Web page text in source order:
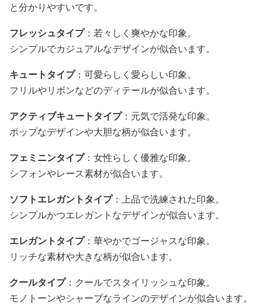
と分かりやすいです。
フレッシュタイプ：若々しく爽やかな印象。
シンプルでカジュアルなデザインが似合います。
キュートタイプ：可愛らしく愛らしい印象。
フリルやリボンなどのディテールが似合います。
アクティブキュートタイプ：元気で活発な印象。
ポップなデザインや大胆な柄が似合います。
フェミニンタイプ：女性らしく優雅な印象。
シフォンやレース素材が似合います。
ソフトエレガントタイプ：上品で洗練された印象。
シンプルかつエレガントなデザインが似合います。
エレガントタイプ：華やかでゴージャスな印象。
リッチな素材や大きな柄が似合います。
クールタイプ：クールでスタイリッシュな印象。
モノトーンやシャープなラインのデザインが似合います。